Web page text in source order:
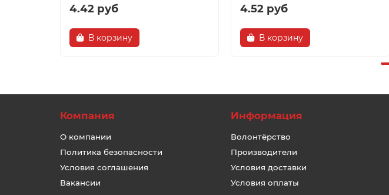
4.42 руб
В корзину
4.52 руб
В корзину
Компания
О компании
Политика безопасности
Условия соглашения
Вакансии
Информация
Волонтёрство
Производители
Условия доставки
Условия оплаты